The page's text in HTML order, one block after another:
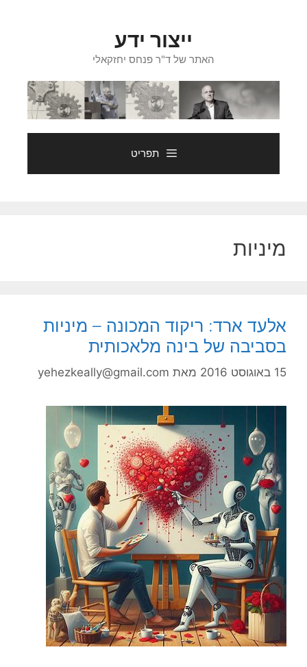
ייצור ידע
האתר של ד"ר פנחס יחזקאלי
תפריט
מיניות
אלעד ארד: ריקוד המכונה – מיניות
בסביבה של בינה מלאכותית
15 באוגוסט 2016 מאת yehezkeally@gmail.com